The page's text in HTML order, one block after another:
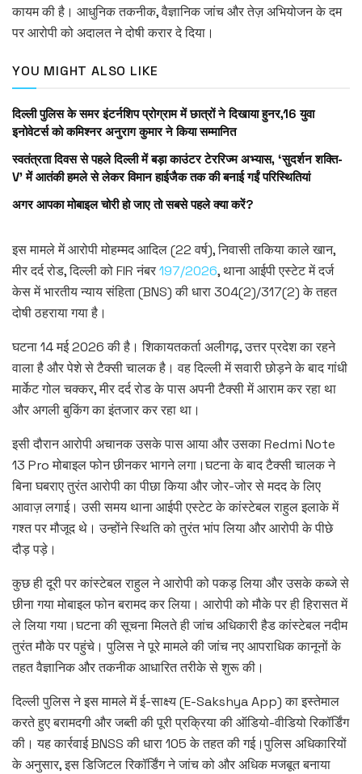
कायम की है। आधुनिक तकनीक, वैज्ञानिक जांच और तेज़ अभियोजन के दम
पर आरोपी को अदालत ने दोषी करार दे दिया।
YOU MIGHT ALSO LIKE
दिल्ली पुलिस के समर इंटर्नशिप प्रोग्राम में छात्रों ने दिखाया हुनर,16 युवा
इनोवेटर्स को कमिश्नर अनुराग कुमार ने किया सम्मानित
स्वतंत्रता दिवस से पहले दिल्ली में बड़ा काउंटर टेररिज्म अभ्यास, ‘सुदर्शन शक्ति-
V’ में आतंकी हमले से लेकर विमान हाईजैक तक की बनाई गईं परिस्थितियां
अगर आपका मोबाइल चोरी हो जाए तो सबसे पहले क्या करें?
इस मामले में आरोपी मोहम्मद आदिल (22 वर्ष), निवासी तकिया काले खान,
मीर दर्द रोड, दिल्ली को FIR नंबर197/2026, थाना आईपी एस्टेट में दर्ज
केस में भारतीय न्याय संहिता (BNS) की धारा 304(2)/317(2) के तहत
दोषी ठहराया गया है।
घटना 14 मई 2026 की है। शिकायतकर्ता अलीगढ़, उत्तर प्रदेश का रहने
वाला है और पेशे से टैक्सी चालक है। वह दिल्ली में सवारी छोड़ने के बाद गांधी
मार्केट गोल चक्कर, मीर दर्द रोड के पास अपनी टैक्सी में आराम कर रहा था
और अगली बुकिंग का इंतजार कर रहा था।
इसी दौरान आरोपी अचानक उसके पास आया और उसका Redmi Note
13 Pro मोबाइल फोन छीनकर भागने लगा।घटना के बाद टैक्सी चालक ने
बिना घबराए तुरंत आरोपी का पीछा किया और जोर-जोर से मदद के लिए
आवाज़ लगाई। उसी समय थाना आईपी एस्टेट के कांस्टेबल राहुल इलाके में
गश्त पर मौजूद थे। उन्होंने स्थिति को तुरंत भांप लिया और आरोपी के पीछे
दौड़ पड़े।
कुछ ही दूरी पर कांस्टेबल राहुल ने आरोपी को पकड़ लिया और उसके कब्जे से
छीना गया मोबाइल फोन बरामद कर लिया। आरोपी को मौके पर ही हिरासत में
ले लिया गया।घटना की सूचना मिलते ही जांच अधिकारी हैड कांस्टेबल नदीम
तुरंत मौके पर पहुंचे। पुलिस ने पूरे मामले की जांच नए आपराधिक कानूनों के
तहत वैज्ञानिक और तकनीक आधारित तरीके से शुरू की।
दिल्ली पुलिस ने इस मामले में ई-साक्ष्य (E-Sakshya App) का इस्तेमाल
करते हुए बरामदगी और जब्ती की पूरी प्रक्रिया की ऑडियो-वीडियो रिकॉर्डिंग
की। यह कार्रवाई BNSS की धारा 105 के तहत की गई।पुलिस अधिकारियों
के अनुसार, इस डिजिटल रिकॉर्डिंग ने जांच को और अधिक मजबूत बनाया